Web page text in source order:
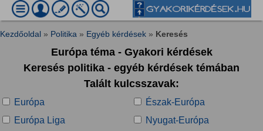
Kezdőoldal » Politika » Egyéb kérdések » Keresés
Európa téma - Gyakori kérdések
Keresés politika - egyéb kérdések témában
Talált kulcsszavak:
Európa
Észak-Európa
Európa Liga
Nyugat-Európa